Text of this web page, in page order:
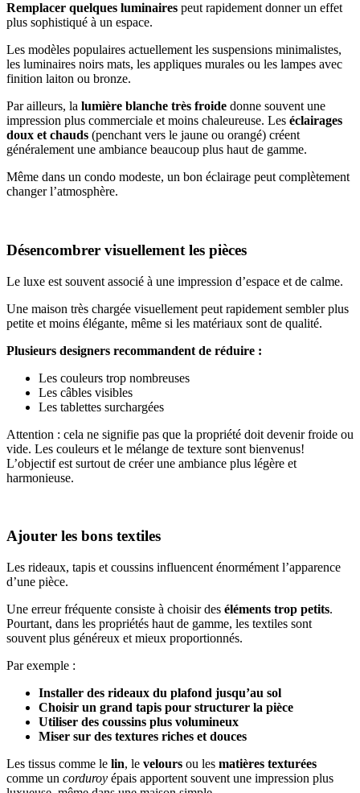
Remplacer quelques luminaires peut rapidement donner un effet
plus sophistiqué à un espace.
Les modèles populaires actuellement les suspensions minimalistes,
les luminaires noirs mats, les appliques murales ou les lampes avec
finition laiton ou bronze.
Par ailleurs, la lumière blanche très froide donne souvent une
impression plus commerciale et moins chaleureuse. Les éclairages
doux et chauds (penchant vers le jaune ou orangé) créent
généralement une ambiance beaucoup plus haut de gamme.
Même dans un condo modeste, un bon éclairage peut complètement
changer l’atmosphère.
Désencombrer visuellement les pièces
Le luxe est souvent associé à une impression d’espace et de calme.
Une maison très chargée visuellement peut rapidement sembler plus
petite et moins élégante, même si les matériaux sont de qualité.
Plusieurs designers recommandent de réduire :
Les couleurs trop nombreuses
Les câbles visibles
Les tablettes surchargées
Attention : cela ne signifie pas que la propriété doit devenir froide ou
vide. Les couleurs et le mélange de texture sont bienvenus!
L’objectif est surtout de créer une ambiance plus légère et
harmonieuse.
Ajouter les bons textiles
Les rideaux, tapis et coussins influencent énormément l’apparence
d’une pièce.
Une erreur fréquente consiste à choisir des éléments trop petits.
Pourtant, dans les propriétés haut de gamme, les textiles sont
souvent plus généreux et mieux proportionnés.
Par exemple :
Installer des rideaux du plafond jusqu’au sol
Choisir un grand tapis pour structurer la pièce
Utiliser des coussins plus volumineux
Miser sur des textures riches et douces
Les tissus comme le lin, le velours ou les matières texturées
comme un corduroy épais apportent souvent une impression plus